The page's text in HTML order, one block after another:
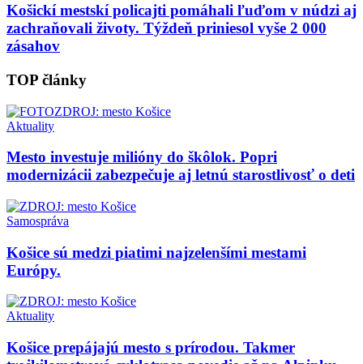
Košickí mestskí policajti pomáhali ľuďom v núdzi aj
zachraňovali životy. Týždeň priniesol vyše 2 000
zásahov
TOP články
Aktuality
Mesto investuje milióny do škôlok. Popri
modernizácii zabezpečuje aj letnú starostlivosť o deti
Samospráva
Košice sú medzi piatimi najzelenšími mestami
Európy.
Aktuality
Košice prepájajú mesto s prírodou. Takmer